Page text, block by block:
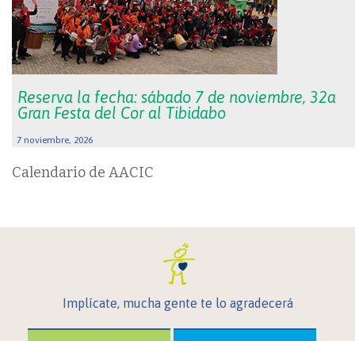
Reserva la fecha: sábado 7 de noviembre, 32a
Gran Festa del Cor al Tibidabo
7 noviembre, 2026
Calendario de AACIC
Implícate, mucha gente te lo agradecerá